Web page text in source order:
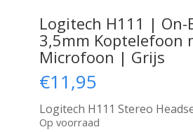
Logitech H111 | On-
3,5mm Koptelefoon
Microfoon | Grijs
€11,95
Logitech H111 Stereo
Op voorraad